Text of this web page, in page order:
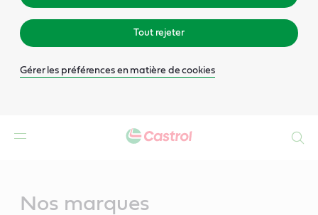
Tout rejeter
Gérer les préférences en matière de cookies
Nos marques